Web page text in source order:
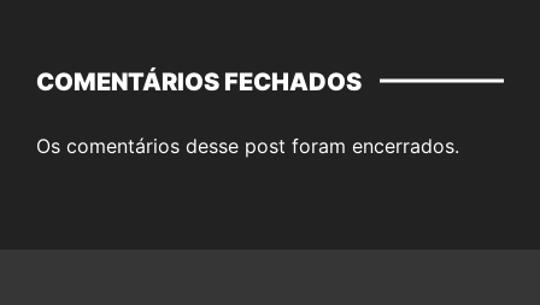
COMENTÁRIOS FECHADOS
Os comentários desse post foram encerrados.